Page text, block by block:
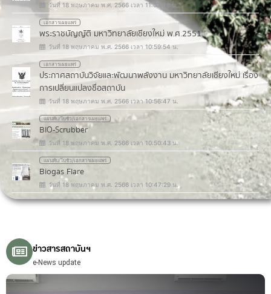
วันที่ 18 พฤษภาคม พ.ศ. 2566 เวลา 11:02:48 น.
เอกสารเผยแพร่
พระราชบัญญัติ มหาวิทยาลัยเชียงใหม่ พ.ศ.2551
วันที่ 18 พฤษภาคม พ.ศ. 2566 เวลา 10:59:54 น.
เอกสารเผยแพร่
ประกาศสถาบันวิจัยและพัฒนาพลังงาน มหาวิทยาลัยเชียงใหม่ เรื่อง
การเปลี่ยนแปลงชื่อสถาบัน
วันที่ 18 พฤษภาคม พ.ศ. 2566 เวลา 10:56:47 น.
แผ่นพับ/โบชัว/เอกสารเผยแพร่
BIO-Scrubber
วันที่ 18 พฤษภาคม พ.ศ. 2566 เวลา 10:50:43 น.
แผ่นพับ/โบชัว/เอกสารเผยแพร่
Biogas Flare
วันที่ 18 พฤษภาคม พ.ศ. 2566 เวลา 10:47:29 น.
ข่าวสารสถาบันฯ
e-News update